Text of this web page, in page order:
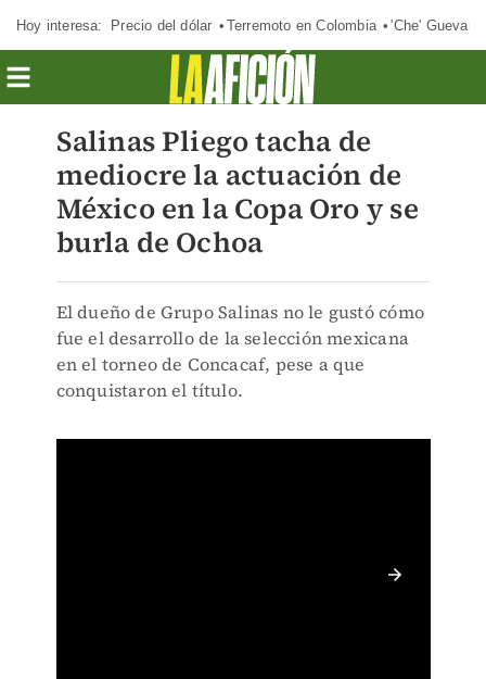
Hoy interesa: Precio del dólar Terremoto en Colombia 'Che' Guevara
Salinas Pliego tacha de
mediocre la actuación de
México en la Copa Oro y se
burla de Ochoa
El dueño de Grupo Salinas no le gustó cómo
fue el desarrollo de la selección mexicana
en el torneo de Concacaf, pese a que
conquistaron el título.